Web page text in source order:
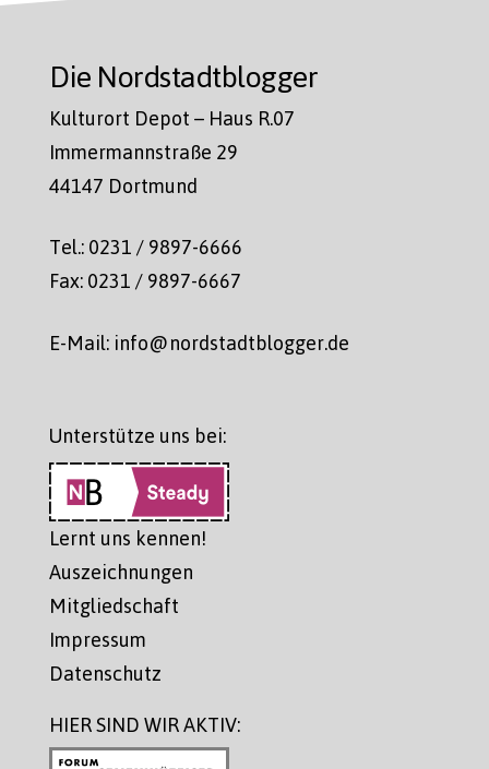
Die Nordstadtblogger
Kulturort Depot – Haus R.07
Immermannstraße 29
44147 Dortmund
Tel.: 0231 / 9897-6666
Fax: 0231 / 9897-6667
E-Mail: info@nordstadtblogger.de
Unterstütze uns bei:
Lernt uns kennen!
Auszeichnungen
Mitgliedschaft
Impressum
Datenschutz
HIER SIND WIR AKTIV: